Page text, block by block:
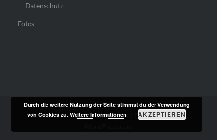
Datenschutz
Fotos
Stolz präsentiert von WordPress
Theme: Dyad von
Durch die weitere Nutzung der Seite stimmst du der Verwendung
von Cookies zu.Weitere Informationen AKZEPTIEREN